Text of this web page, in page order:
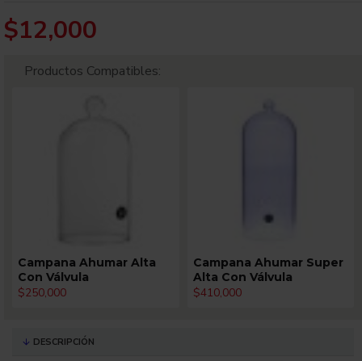
$12,000
Productos Compatibles:
Campana Ahumar Alta
Con Válvula
$250,000
Campana Ahumar Super
Alta Con Válvula
$410,000
DESCRIPCIÓN